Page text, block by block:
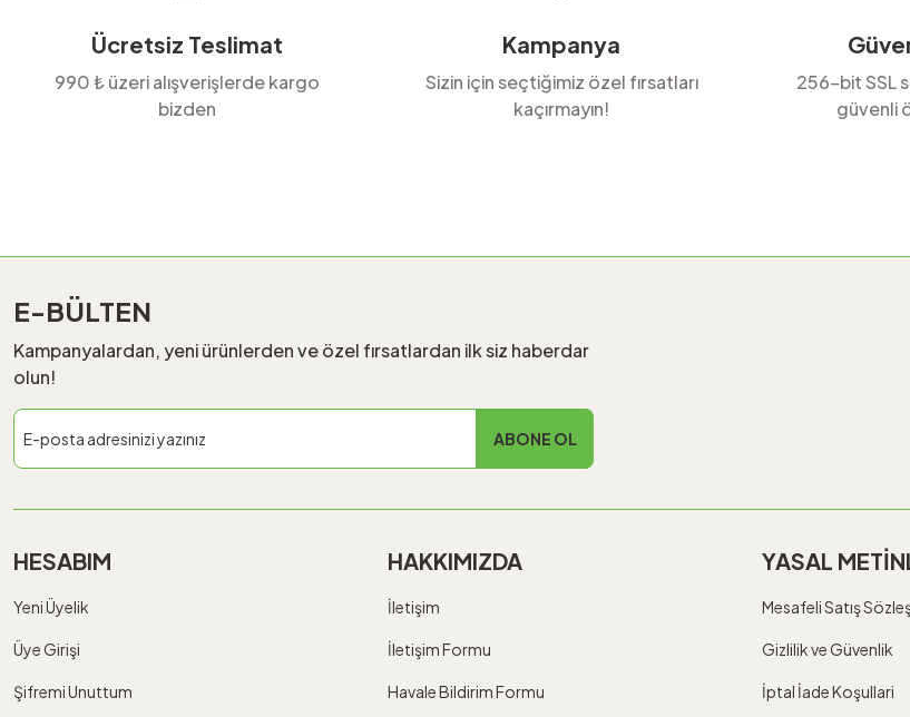
Ücretsiz Teslimat
990 ₺ üzeri alışverişlerde kargo
bizden
Kampanya
Sizin için seçtiğimiz özel fırsatları
kaçırmayın!
256-bit SSL
güvenli
E-BÜLTEN
Kampanyalardan, yeni ürünlerden ve özel fırsatlardan ilk siz haberdar
olun!
ABONE OL
HESABIM
Yeni Üyelik
Üye Girişi
Şifremi Unuttum
HAKKIMIZDA
İletişim
İletişim Formu
Havale Bildirim Formu
YASAL
Mesafeli Satış
Gizlilik ve Güvenlik
İptal İade Koşullari